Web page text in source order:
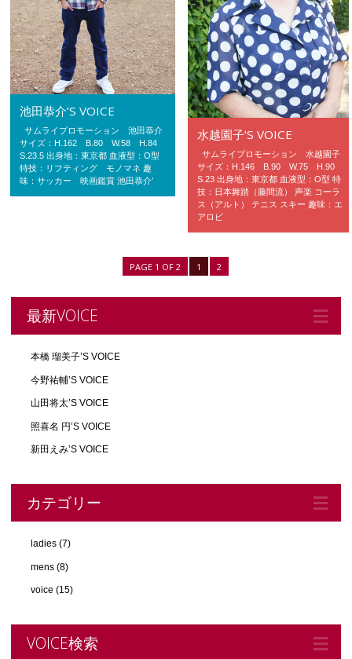
水越園子’S VOICE
サムライプロモーション 水越園子
サイズ：H.146 B.90 W.75 H.90
S.23 出身地：東京都 血液型：O型 特
技：日本舞踏（藤間流） 声楽 コーラ
ス（アルト） テニス スキー 趣味：エ
アロビ
池田恭介’S VOICE
サムライプロモーション 池田恭介
サイズ：H.162 B.80 W.58 H.84
S.23.5 出身地：東京都 血液型：O型
特技：リフティング モノマネ 趣
味：サッカー 映画鑑賞 池田恭介’
PAGE 1 OF 2 1 2
最新VOICE
本橋 瑠美子’S VOICE
今野祐輔’S VOICE
山田将太’S VOICE
照喜名 円’S VOICE
新田えみ’S VOICE
カテゴリー
ladies(7)
mens(8)
voice (15)
VOICE検索